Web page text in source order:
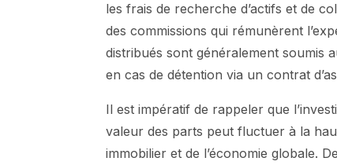
les frais de recherche d’actifs et de
des commissions qui rémunèrent
distribués sont généralement soumis
en cas de détention via un contrat
Il est impératif de rappeler que
valeur des parts peut fluctuer à la
immobilier et de l’économie globale.